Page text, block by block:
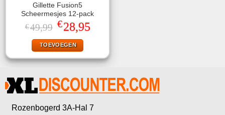
Gillette Fusion5
Scheermesjes 12-pack
€49,99 Oorspronkelijke
prijs
was:
€49,99.
€28,95Huidige
prijs
TOEVOEGEN
Rozenbogerd 3A-Hal 7